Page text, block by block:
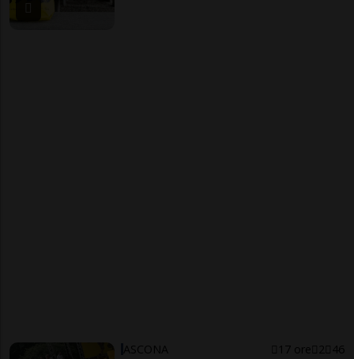
ASCONA 17 ore 2 46